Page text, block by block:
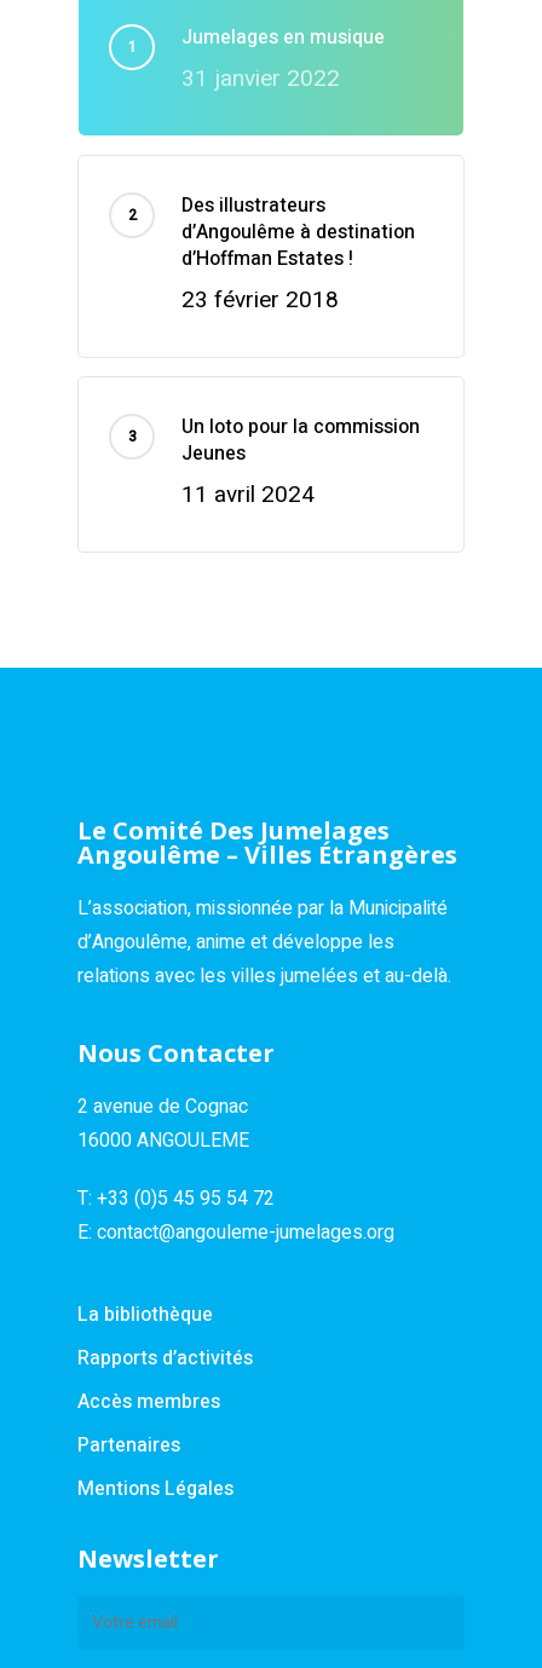
Jumelages en musique
31 janvier 2022
Des illustrateurs
d’Angoulême à destination
d’Hoffman Estates !
23 février 2018
Un loto pour la commission
Jeunes
11 avril 2024
Le Comité Des Jumelages
Angoulême – Villes Étrangères
L’association, missionnée par la Municipalité
d’Angoulême, anime et développe les
relations avec les villes jumelées et au-delà.
Nous Contacter
2 avenue de Cognac
16000 ANGOULEME
T: +33 (0)5 45 95 54 72
E: contact@angouleme-jumelages.org
La bibliothèque
Rapports d’activités
Accès membres
Partenaires
Mentions Légales
Newsletter